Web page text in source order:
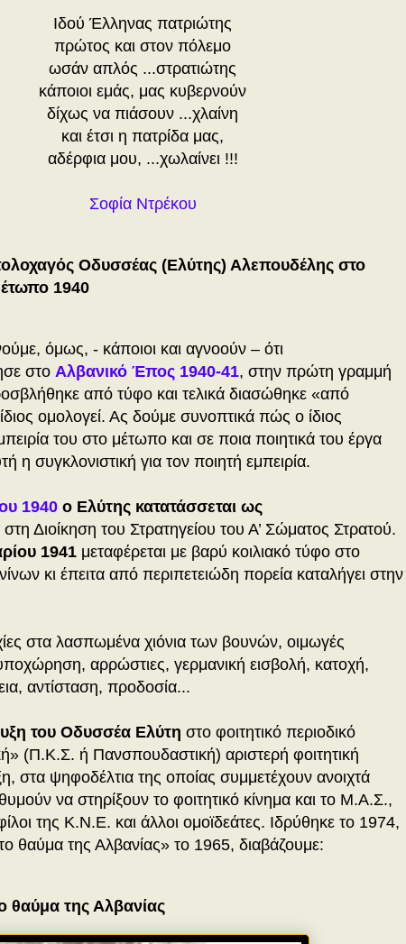
Ιδού Έλληνας πατριώτης
πρώτος και στον πόλεμο
ωσάν απλός ...στρατιώτης
κάποιοι εμάς, μας κυβερνούν
δίχως να πιάσουν ...χλαίνη
και έτσι η πατρίδα μας,
αδέρφια μου, ...χωλαίνει !!!
Σοφία Ντρέκου
Οδυσσέας (Ελύτης) Αλεπουδέλης στο
1940
όμως, - κάποιοι και αγνοούν – ότι
στο Αλβανικό Έπος 1940-41, στην πρώτη γραμμή
από τύφο και τελικά διασώθηκε «από
ομολογεί. Ας δούμε συνοπτικά πώς ο ίδιος
του στο μέτωπο και σε ποια ποιητικά του έργα
η συγκλονιστική για τον ποιητή εμπειρία.
1940 ο Ελύτης κατατάσσεται ως
στη Διοίκηση του Στρατηγείου του Α’ Σώματος Στρατού.
1941 μεταφέρεται με βαρύ κοιλιακό τύφο στο
κι έπειτα από περιπετειώδη πορεία καταλήγει στην
στα λασπωμένα χιόνια των βουνών, οιμωγές
αρρώστιες, γερμανική εισβολή, κατοχή,
αντίσταση, προδοσία...
του Οδυσσέα Ελύτη στο φοιτητικό περιοδικό
(Π.Κ.Σ. ή Πανσπουδαστική) αριστερή φοιτητική
στα ψηφοδέλτια της οποίας συμμετέχουν ανοιχτά
να στηρίξουν το φοιτητικό κίνημα και το Μ.Α.Σ.,
της Κ.Ν.Ε. και άλλοι ομοϊδεάτες. Ιδρύθηκε το 1974,
θαύμα της Αλβανίας» το 1965, διαβάζουμε:
θαύμα της Αλβανίας